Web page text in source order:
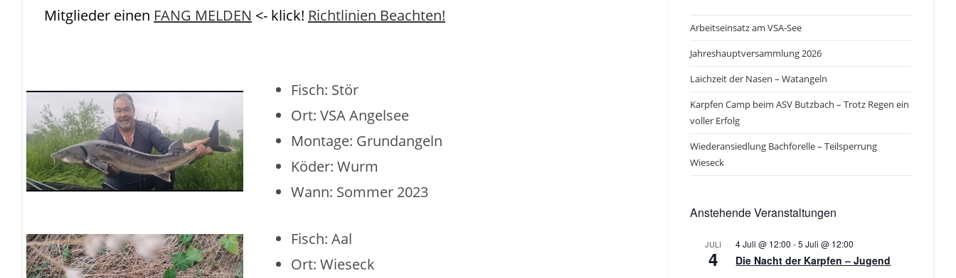
Mitglieder einen FANG MELDEN <- klick! Richtlinien Beachten!
Fisch: Stör
Ort: VSA Angelsee
Montage: Grundangeln
Köder: Wurm
Wann: Sommer 2023
Fisch: Aal
Ort: Wieseck
Arbeitseinsatz am VSA-See
Jahreshauptversammlung 2026
Laichzeit der Nasen – Watangeln
Karpfen Camp beim ASV Butzbach – Trotz Regen ein
voller Erfolg
Wiederansiedlung Bachforelle – Teilsperrung
Wieseck
Anstehende Veranstaltungen
JULI
4
4 Juli @ 12:00 -5 Juli @ 12:00
Die Nacht der Karpfen – Jugend